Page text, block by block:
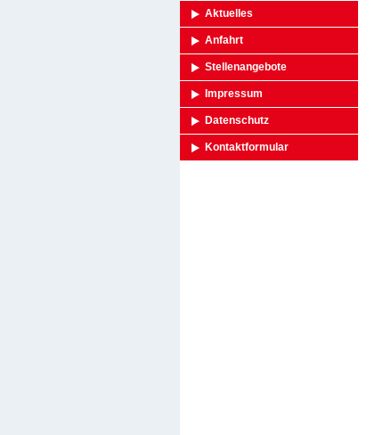
Aktuelles
Anfahrt
Stellenangebote
Impressum
Datenschutz
Kontaktformular